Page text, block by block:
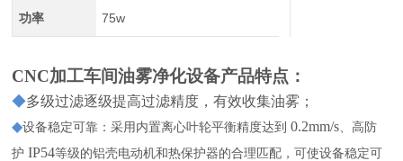
功率 75w
CNC加工车间油雾净化设备产品特点：
◆多级过滤逐级提高过滤精度，有效收集油雾；
◆设备稳定可靠：采用内置离心叶轮平衡精度达到 0.2mm/s、高防
护 IP54等级的铝壳电动机和热保护器的合理匹配，可使设备稳定可